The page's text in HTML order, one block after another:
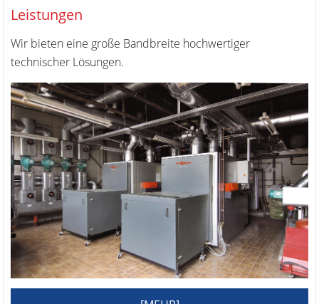
Leistungen
Wir bieten eine große Bandbreite hochwertiger
technischer Lösungen.